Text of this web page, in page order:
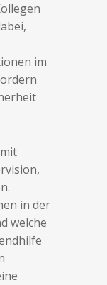
im
in der
welche